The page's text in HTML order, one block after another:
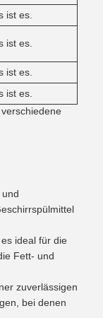
ist es.
ist es.
ist es.
ist es.
ideal für die
Fett- und
zuverlässigen
bei denen